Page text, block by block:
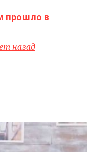
прошло в
назад